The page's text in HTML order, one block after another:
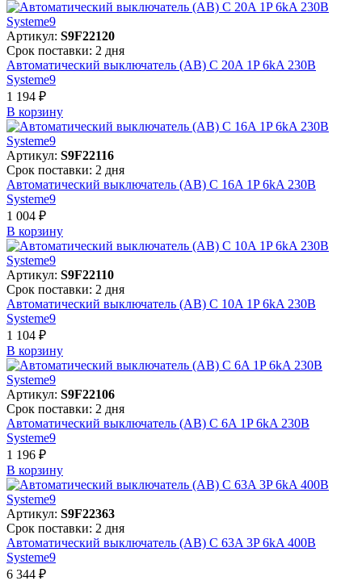
Артикул: S9F22120
Срок поставки: 2 дня
Автоматический выключатель (АВ) C 20A 1P 6kA 230В
Systeme9
1 194 ₽
В корзинy
Артикул: S9F22116
Срок поставки: 2 дня
Автоматический выключатель (АВ) C 16A 1P 6kA 230В
Systeme9
1 004 ₽
В корзинy
Артикул: S9F22110
Срок поставки: 2 дня
Автоматический выключатель (АВ) C 10A 1P 6kA 230В
Systeme9
1 104 ₽
В корзинy
Артикул: S9F22106
Срок поставки: 2 дня
Автоматический выключатель (АВ) C 6A 1P 6kA 230В
Systeme9
1 196 ₽
В корзинy
Артикул: S9F22363
Срок поставки: 2 дня
Автоматический выключатель (АВ) C 63A 3P 6kA 400В
Systeme9
6 344 ₽